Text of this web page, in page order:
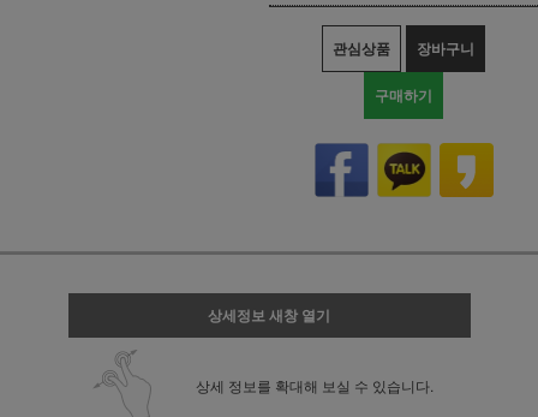
관심상품 장바구니
구매하기
상세정보 새창 열기
상세 정보를 확대해 보실 수 있습니다.